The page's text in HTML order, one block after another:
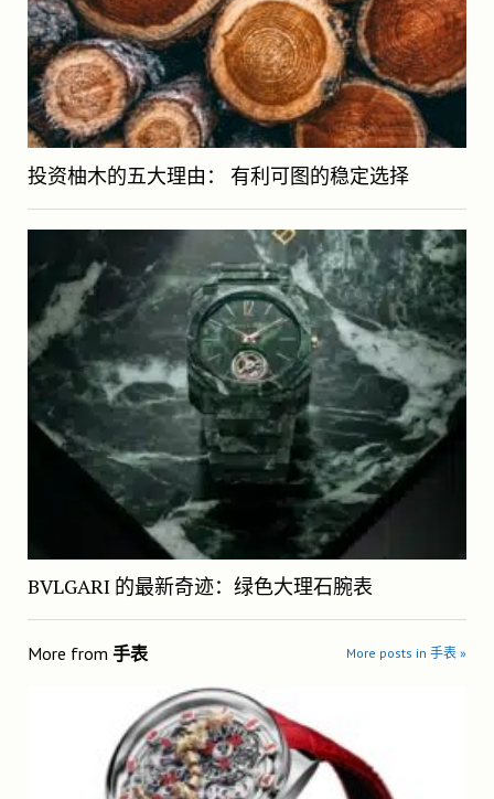
投资柚木的五大理由： 有利可图的稳定选择
BVLGARI 的最新奇迹：绿色大理石腕表
More from 手表 More posts in 手表 »